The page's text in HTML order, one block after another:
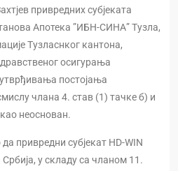
привредних субјеката
Апотека ”ИБН-СИНА” Тузла,
Тузласнког кантона,
осигурања
постојања
члана 4. став (1) тачке б) и
неоснован.
привредни субјекат HD-WIN
у складу са чланом 11.